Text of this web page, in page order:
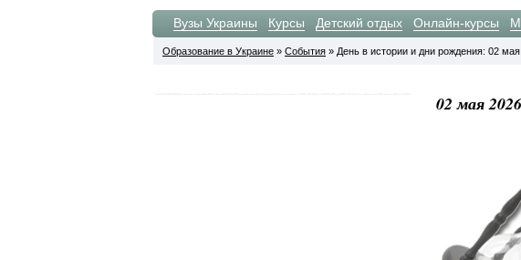
Вузы Украины Курсы Детский отдых Онлайн-курсы
Образование в Украине » События » День в истории и дни рождения: 02
02 мая